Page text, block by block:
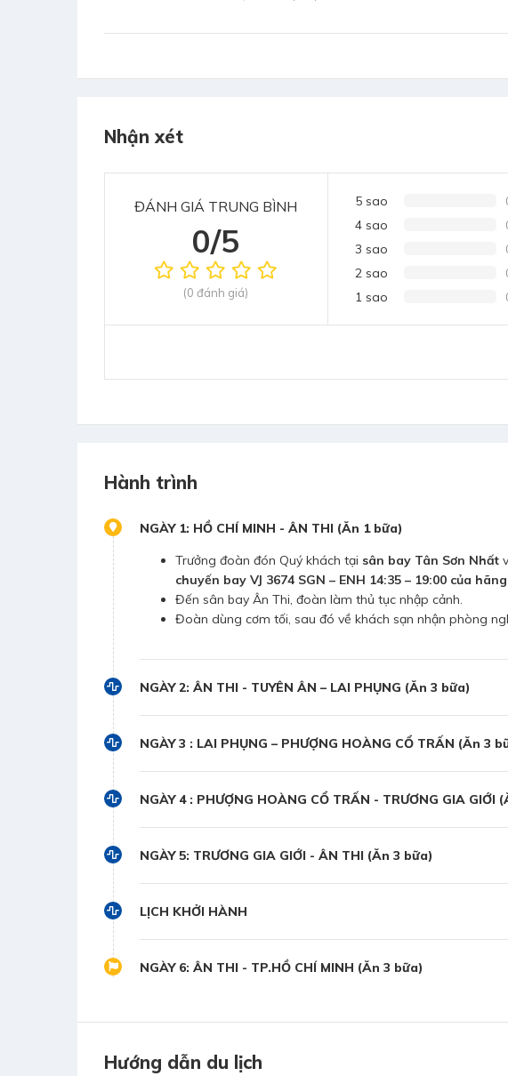
Nhận xét
ĐÁNH GIÁ TRUNG BÌNH
0/5
(0 đánh giá)
5 sao
4 sao
3 sao
2 sao
1 sao
Hành trình
NGÀY 1: HỒ CHÍ MINH - ÂN THI (Ăn 1 bữa)
Trưởng đoàn đón Quý khách tại sân bay Tân Sơn Nhất
chuyến bay VJ 3674 SGN – ENH 14:35 – 19:00 của hãng
Đến sân bay Ân Thi, đoàn làm thủ tục nhập cảnh.
Đoàn dùng cơm tối, sau đó về khách sạn nhận phòng
NGÀY 2: ÂN THI - TUYÊN ÂN – LAI PHỤNG (Ăn 3 bữa)
NGÀY 3 : LAI PHỤNG – PHƯỢNG HOÀNG CỔ TRẤN (Ăn 3
NGÀY 4 : PHƯỢNG HOÀNG CỔ TRẤN - TRƯƠNG GIA GIỚI
NGÀY 5: TRƯƠNG GIA GIỚI - ÂN THI (Ăn 3 bữa)
LỊCH KHỞI HÀNH
NGÀY 6: ÂN THI - TP.HỒ CHÍ MINH (Ăn 3 bữa)
Hướng dẫn du lịch